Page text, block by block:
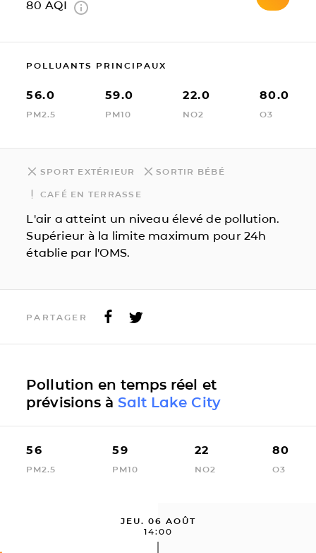
80 AQI
POLLUANTS PRINCIPAUX
56.0
PM2.5
59.0
PM10
22.0
NO2
80.0
O3
SPORT EXTÉRIEUR SORTIR BÉBÉ
CAFÉ EN TERRASSE
L'air a atteint un niveau élevé de pollution.
Supérieur à la limite maximum pour 24h
établie par l'OMS.
PARTAGER
Pollution en temps réel et
prévisions à Salt Lake City
56
PM2.5
59
PM10
22
NO2
80
O3
JEU. 06 AOÛT
14:00